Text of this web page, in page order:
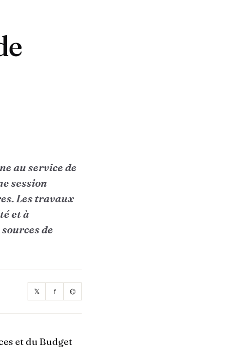
au service de
session
Les travaux
et à
de
𝕏 f ⌬
et du Budget